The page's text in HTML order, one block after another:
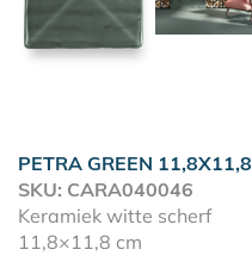
PETRA GREEN 11,8X11,8
SKU: CARA040046
Keramiek witte scherf
11,8×11,8 cm